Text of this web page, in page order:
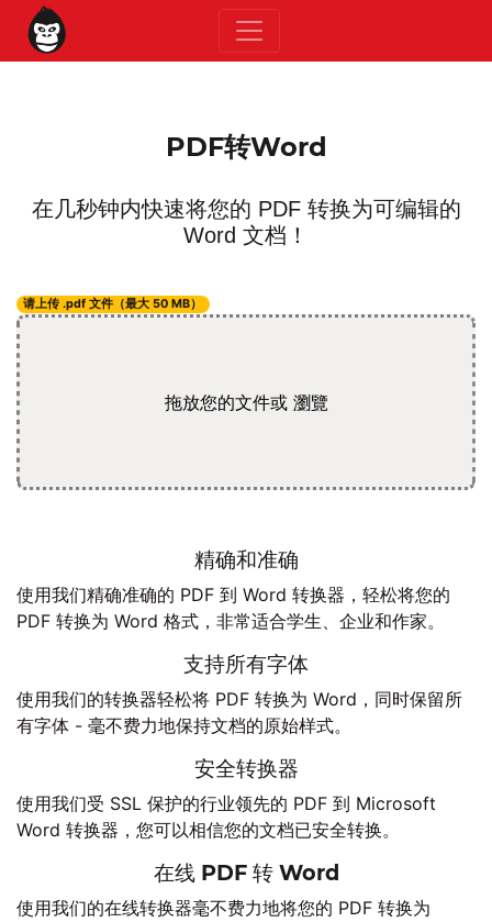
PDF转Word
在几秒钟内快速将您的 PDF 转换为可编辑的
Word 文档！
请上传 .pdf 文件（最大 50 MB）
拖放您的文件或 瀏覽
精确和准确
使用我们精确准确的 PDF 到 Word 转换器，轻松将您的
PDF 转换为 Word 格式，非常适合学生、企业和作家。
支持所有字体
使用我们的转换器轻松将 PDF 转换为 Word，同时保留所
有字体 - 毫不费力地保持文档的原始样式。
安全转换器
使用我们受 SSL 保护的行业领先的 PDF 到 Microsoft
Word 转换器，您可以相信您的文档已安全转换。
在线 PDF 转 Word
使用我们的在线转换器毫不费力地将您的 PDF 转换为